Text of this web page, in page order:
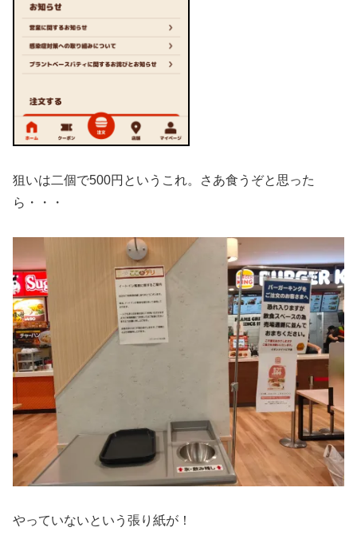
狙いは二個で500円というこれ。さあ食うぞと思った
ら・・・
やっていないという張り紙が！